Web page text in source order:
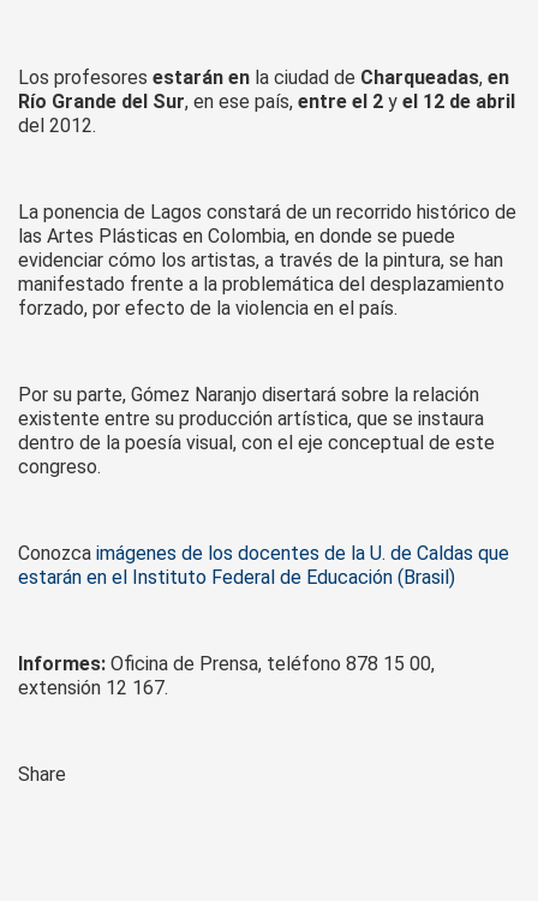
Los profesores estarán en la ciudad de Charqueadas, en
Río Grande del Sur, en ese país, entre el 2 y el 12 de abril
del 2012.
La ponencia de Lagos constará de un recorrido histórico de
las Artes Plásticas en Colombia, en donde se puede
evidenciar cómo los artistas, a través de la pintura, se han
manifestado frente a la problemática del desplazamiento
forzado, por efecto de la violencia en el país.
Por su parte, Gómez Naranjo disertará sobre la relación
existente entre su producción artística, que se instaura
dentro de la poesía visual, con el eje conceptual de este
congreso.
Conozca imágenes de los docentes de la U. de Caldas que
estarán en el Instituto Federal de Educación (Brasil)
Informes: Oficina de Prensa, teléfono 878 15 00,
extensión 12 167.
Share